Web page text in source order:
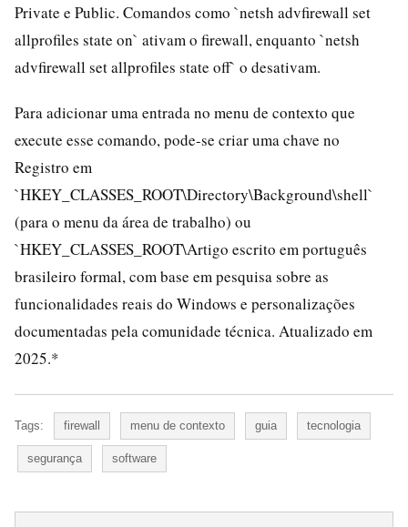
Private e Public. Comandos como `netsh advfirewall set
allprofiles state on` ativam o firewall, enquanto `netsh
advfirewall set allprofiles state off` o desativam.
Para adicionar uma entrada no menu de contexto que
execute esse comando, pode-se criar uma chave no
Registro em
`HKEY_CLASSES_ROOT\Directory\Background\shell`
(para o menu da área de trabalho) ou
`HKEY_CLASSES_ROOT\Artigo escrito em português
brasileiro formal, com base em pesquisa sobre as
funcionalidades reais do Windows e personalizações
documentadas pela comunidade técnica. Atualizado em
2025.*
Tags: firewall menu de contexto guia tecnologia
segurança software